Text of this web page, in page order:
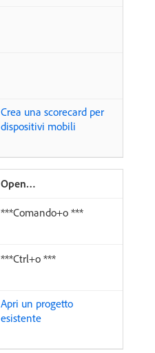
Crea una scorecard per
dispositivi mobili
Open…
***Comando+o ***
***Ctrl+o ***
Apri un progetto
esistente